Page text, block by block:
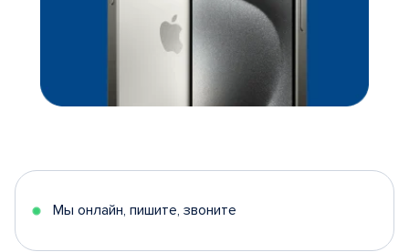
Мы онлайн, пишите, звоните